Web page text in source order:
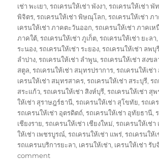
เช่า พะเยา,รถเครนให้เช่า พังงา,รถเครนให้เช่า พั
พิจิตร,รถเครนให้เช่า พิษณุโลก,รถเครนให้เช่า ภ
เครนให้เช่า ภาคตะวันออก,รถเครนให้เช่า ภาคเห
ภาคใต้,รถเครนให้เช่า ภูเก็ต,รถเครนให้เช่า ยะลา
ระนอง,รถเครนให้เช่า ระยอง,รถเครนให้เช่า ลพบุ
ลำปาง,รถเครนให้เช่า ลำพูน,รถเครนให้เช่า สงขล
สตูล,รถเครนให้เช่า สมุทรปราการ,รถเครนให้เช่
เครนให้เช่า สมุทรสาคร,รถเครนให้เช่า สระบุรี,ร
สระแก้ว,รถเครนให้เช่า สิงห์บุรี,รถเครนให้เช่า สุ
ให้เช่า สุราษฎร์ธานี,รถเครนให้เช่า สุโขทัย,รถเค
รถเครนให้เช่า อุตรดิตถ์,รถเครนให้เช่า อุทัยธานี,
เชียงราย,รถเครนให้เช่า เชียงใหม่,รถเครนให้เช่า
ให้เช่า เพชรบูรณ์,รถเครนให้เช่า แพร่,รถเครนให้
รถเเครนบริการยะลา, เครนให้เช่า, เครนให้เช่า รับ
commenton